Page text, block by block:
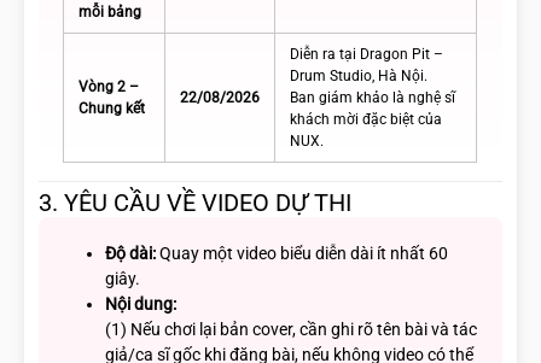
mỗi bảng
Vòng 2 –
Chung kết
22/08/2026
Diễn ra tại Dragon Pit –
Drum Studio, Hà Nội.
Ban giám khảo là nghệ sĩ
khách mời đặc biệt của
NUX.
3. YÊU CẦU VỀ VIDEO DỰ THI
Độ dài:Quay một video biểu diễn dài ít nhất 60
giây.
Nội dung:
(1) Nếu chơi lại bản cover, cần ghi rõ tên bài và tác
giả/ca sĩ gốc khi đăng bài, nếu không video có thể